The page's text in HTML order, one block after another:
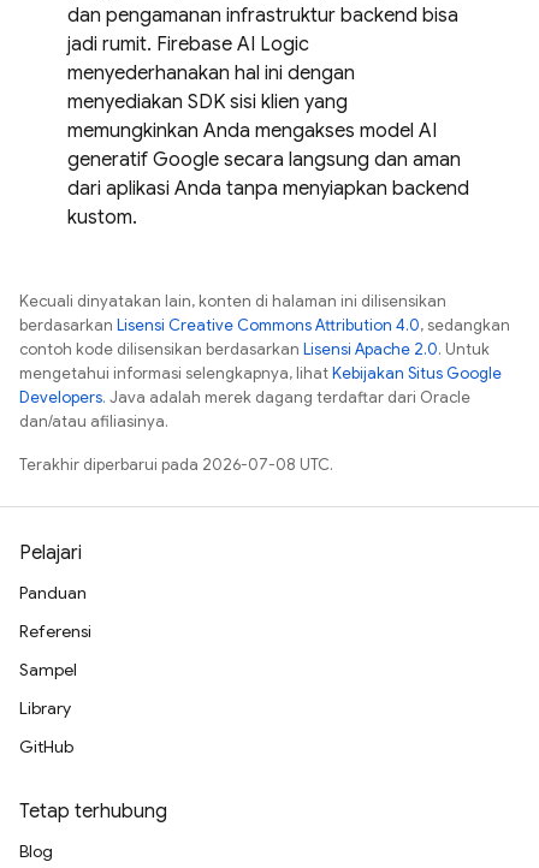
dan pengamanan infrastruktur backend bisa
jadi rumit. Firebase AI Logic
menyederhanakan hal ini dengan
menyediakan SDK sisi klien yang
memungkinkan Anda mengakses model AI
generatif Google secara langsung dan aman
dari aplikasi Anda tanpa menyiapkan backend
kustom.
Kecuali dinyatakan lain, konten di halaman ini dilisensikan
berdasarkan Lisensi Creative Commons Attribution 4.0, sedangkan
contoh kode dilisensikan berdasarkan Lisensi Apache 2.0. Untuk
mengetahui informasi selengkapnya, lihatKebijakan Situs Google
Developers. Java adalah merek dagang terdaftar dari Oracle
dan/atau afiliasinya.
Terakhir diperbarui pada 2026-07-08 UTC.
Pelajari
Panduan
Referensi
Sampel
Library
GitHub
Tetap terhubung
Blog